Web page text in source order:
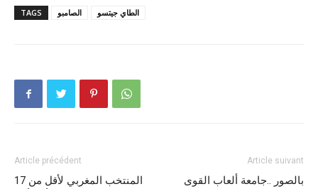
TAGS الصامبو الطاي جيتسو
Article précédent
المنتخب المغربي لأقل من 17
Article suivant
بالصور ..جامعة ألعاب القوى